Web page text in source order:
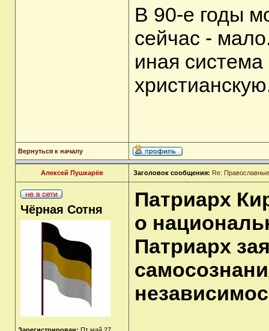
В 90-е годы
сейчас -
иная
Вернуться к началу
Алексей Пушкарёв Заголовок сообщения: Re:
Чёрная Сотня
Патриарх
о
Патриарх